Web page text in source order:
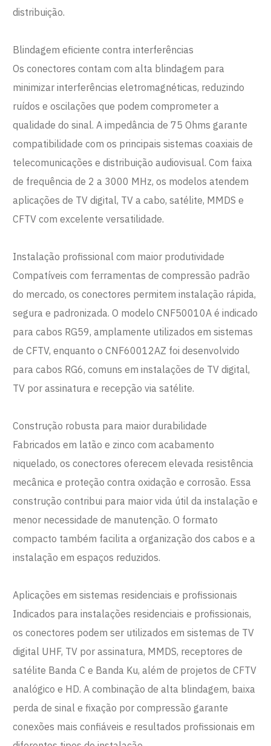
distribuição.
Blindagem eficiente contra interferências
Os conectores contam com alta blindagem para
minimizar interferências eletromagnéticas, reduzindo
ruídos e oscilações que podem comprometer a
qualidade do sinal. A impedância de 75 Ohms garante
compatibilidade com os principais sistemas coaxiais de
telecomunicações e distribuição audiovisual. Com faixa
de frequência de 2 a 3000 MHz, os modelos atendem
aplicações de TV digital, TV a cabo, satélite, MMDS e
CFTV com excelente versatilidade.
Instalação profissional com maior produtividade
Compatíveis com ferramentas de compressão padrão
do mercado, os conectores permitem instalação rápida,
segura e padronizada. O modelo CNF50010A é indicado
para cabos RG59, amplamente utilizados em sistemas
de CFTV, enquanto o CNF60012AZ foi desenvolvido
para cabos RG6, comuns em instalações de TV digital,
TV por assinatura e recepção via satélite.
Construção robusta para maior durabilidade
Fabricados em latão e zinco com acabamento
niquelado, os conectores oferecem elevada resistência
mecânica e proteção contra oxidação e corrosão. Essa
construção contribui para maior vida útil da instalação e
menor necessidade de manutenção. O formato
compacto também facilita a organização dos cabos e a
instalação em espaços reduzidos.
Aplicações em sistemas residenciais e profissionais
Indicados para instalações residenciais e profissionais,
os conectores podem ser utilizados em sistemas de TV
digital UHF, TV por assinatura, MMDS, receptores de
satélite Banda C e Banda Ku, além de projetos de CFTV
analógico e HD. A combinação de alta blindagem, baixa
perda de sinal e fixação por compressão garante
conexões mais confiáveis e resultados profissionais em